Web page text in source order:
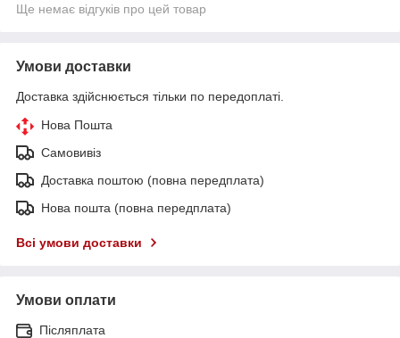
Ще немає відгуків про цей товар
Умови доставки
Доставка здійснюється тільки по передоплаті.
Нова Пошта
Самовивіз
Доставка поштою (повна передплата)
Нова пошта (повна передплата)
Всі умови доставки
Умови оплати
Післяплата